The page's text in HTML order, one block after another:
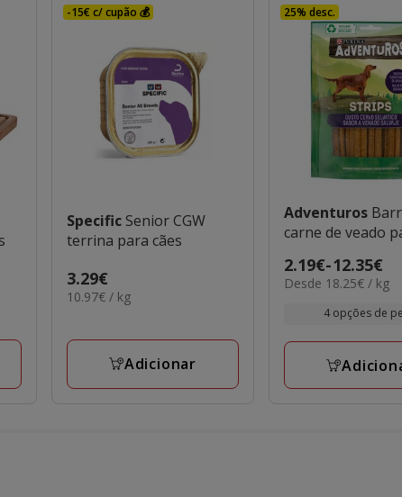
-15€ c/ cupão 💰
Specific Senior CGW
terrina para cães
Preço
3.29€
3.29€
10.97€
10.97€ / kg
Adicionar
25% desc.
Adventuros
carne de veado
Preço
de
12.35€
2.19€-12.35€
18.25€
Desde 18.25€ / kg
4 opções de